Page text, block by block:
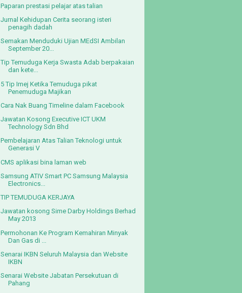
Paparan prestasi pelajar atas talian
Jurnal Kehidupan Cerita seorang isteri
penagih dadah
Semakan Menduduki Ujian MEdSI Ambilan
September 20...
Tip Temuduga Kerja Swasta Adab berpakaian
dan kete...
5 Tip Imej Ketika Temuduga pikat
Penemuduga Majikan
Cara Nak Buang Timeline dalam Facebook
Jawatan Kosong Executive ICT UKM
Technology Sdn Bhd
Pembelajaran Atas Talian Teknologi untuk
Generasi V
CMS aplikasi bina laman web
Samsung ATIV Smart PC Samsung Malaysia
Electronics...
TIP TEMUDUGA KERJAYA
Jawatan kosong Sime Darby Holdings Berhad
May 2013
Permohonan Ke Program Kemahiran Minyak
Dan Gas di ...
Senarai IKBN Seluruh Malaysia dan Website
IKBN
Senarai Website Jabatan Persekutuan di
Pahang